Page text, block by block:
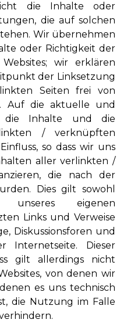
die Inhalte oder
die auf solchen
Wir übernehmen
oder Richtigkeit der
wir erklären
der Linksetzung
Seiten frei von
Auf die aktuelle und
die Inhalte und die
/ verknüpften
so dass wir uns
aller verlinkten /
die nach der
Dies gilt sowohl
eigenen
Links und Verweise
Diskussionsforen und
Internetseite. Dieser
gilt allerdings nicht
von denen wir
es uns technisch
die Nutzung im Falle